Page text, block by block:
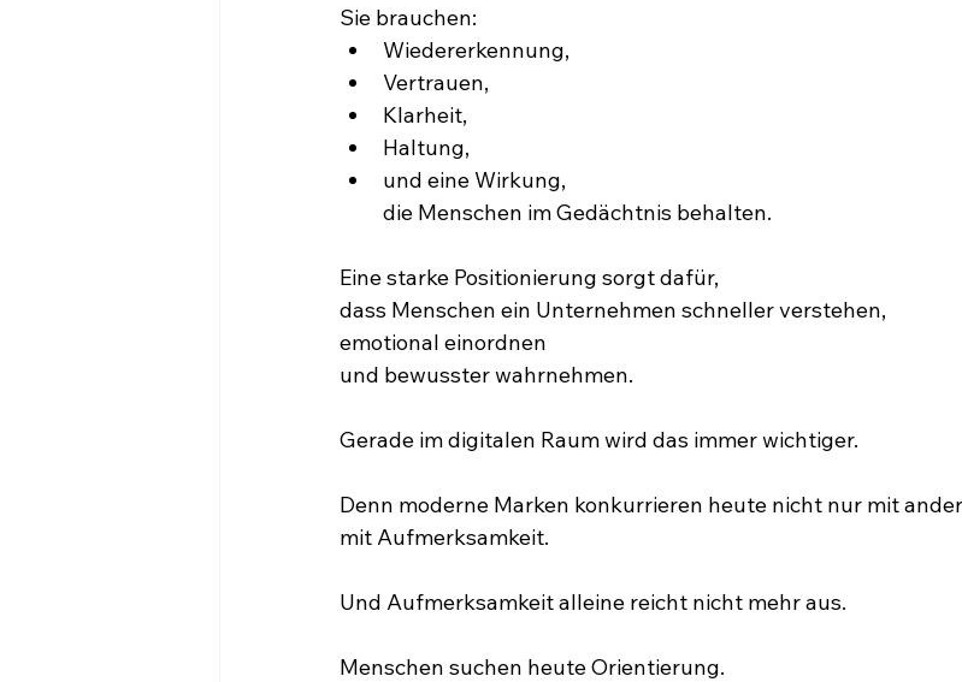
Sie brauchen:
Wiedererkennung,
Vertrauen,
Klarheit,
Haltung,
und eine Wirkung,
die Menschen im Gedächtnis behalten.
Eine starke Positionierung sorgt dafür,
dass Menschen ein Unternehmen schneller verstehen,
emotional einordnen
und bewusster wahrnehmen.
Gerade im digitalen Raum wird das immer wichtiger.
Denn moderne Marken konkurrieren heute nicht nur mit
mit Aufmerksamkeit.
Und Aufmerksamkeit alleine reicht nicht mehr aus.
Menschen suchen heute Orientierung.